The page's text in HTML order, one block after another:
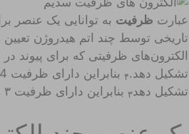
عبارت ظرفیت به توانایی یک عنصر
تاریخی توسط چند اتم هیدروژن
تشکیل دهد.۴
تشکیل دهد۳ بنابراین دارای ظرفیت ۳ و ۳ الکترون ظرفیت است.